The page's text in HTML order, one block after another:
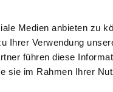
Medien anbieten zu
Ihrer Verwendung
führen diese
sie im Rahmen Ihrer